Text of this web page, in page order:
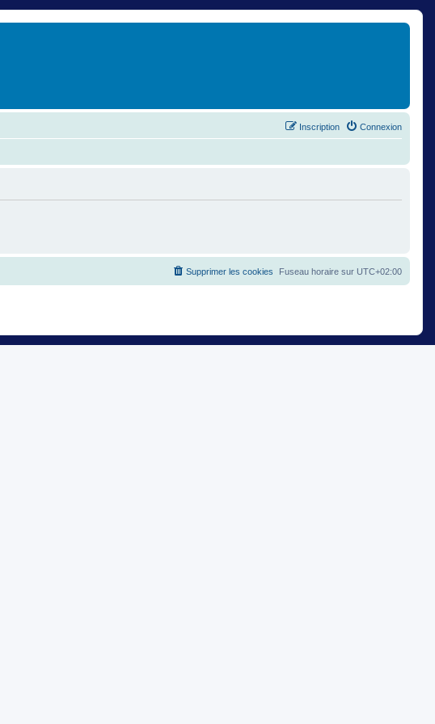
Connexion
Inscription
Fuseau horaire sur UTC+02:00
Supprimer les cookies